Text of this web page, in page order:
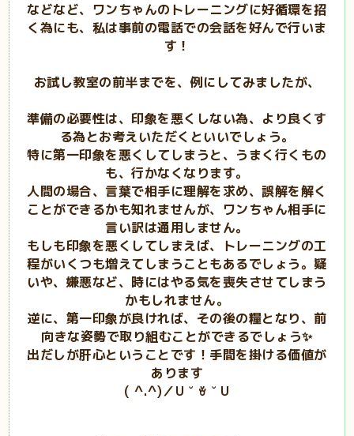
などなど、ワンちゃんのトレーニングに好循環を招
く為にも、私は事前の電話での会話を好んで行いま
す！
お試し教室の前半までを、例にしてみましたが、
準備の必要性は、印象を悪くしない為、より良くす
る為とお考えいただくといいでしょう。
特に第一印象を悪くしてしまうと、うまく行くもの
も、行かなくなります。
人間の場合、言葉で相手に理解を求め、誤解を解く
ことができるかも知れませんが、ワンちゃん相手に
言い訳は通用しません。
もしも印象を悪くしてしまえば、
トレーニングの工
程がいくつも増えてしまうこともあるでしょう。疑
いや、嫌悪など、時にはやる気を喪失させてしまう
かもしれません。
逆に、第一印象が良ければ、その後の糧となり、前
向きな姿勢で取り組むことができるでしょう✨️
出だしが肝心ということです！手間を掛ける価値が
あります
( ^.^)／U ˘⁠ ⁠ꈊ⁠ ⁠˘⁠ U